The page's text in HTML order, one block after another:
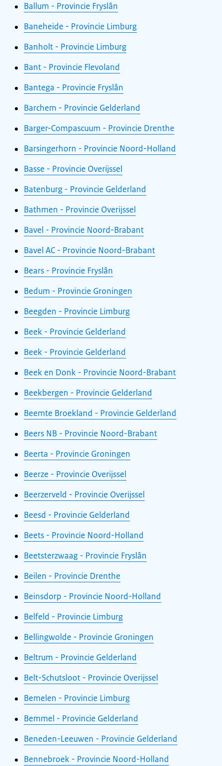
Ballum - Provincie Fryslân
Baneheide - Provincie Limburg
Banholt - Provincie Limburg
Bant - Provincie Flevoland
Bantega - Provincie Fryslân
Barchem - Provincie Gelderland
Barger-Compascuum - Provincie Drenthe
Barsingerhorn - Provincie Noord-Holland
Basse - Provincie Overijssel
Batenburg - Provincie Gelderland
Bathmen - Provincie Overijssel
Bavel - Provincie Noord-Brabant
Bavel AC - Provincie Noord-Brabant
Bears - Provincie Fryslân
Bedum - Provincie Groningen
Beegden - Provincie Limburg
Beek - Provincie Gelderland
Beek - Provincie Gelderland
Beek en Donk - Provincie Noord-Brabant
Beekbergen - Provincie Gelderland
Beemte Broekland - Provincie Gelderland
Beers NB - Provincie Noord-Brabant
Beerta - Provincie Groningen
Beerze - Provincie Overijssel
Beerzerveld - Provincie Overijssel
Beesd - Provincie Gelderland
Beets - Provincie Noord-Holland
Beetsterzwaag - Provincie Fryslân
Beilen - Provincie Drenthe
Beinsdorp - Provincie Noord-Holland
Belfeld - Provincie Limburg
Bellingwolde - Provincie Groningen
Beltrum - Provincie Gelderland
Belt-Schutsloot - Provincie Overijssel
Bemelen - Provincie Limburg
Bemmel - Provincie Gelderland
Beneden-Leeuwen - Provincie Gelderland
Bennebroek - Provincie Noord-Holland